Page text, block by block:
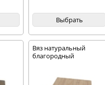
Выбрать
Вяз натуральный
благородный